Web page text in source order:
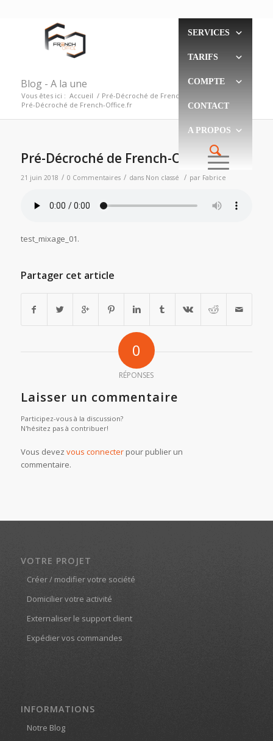
SERVICES
TARIFS
COMPTE
CONTACT
A PROPOS
Blog - A la une
Vous êtes ici : Accueil / Pré-Décroché de French-Office.fr
Pré-Décroché de French-Office.fr
Pré-Décroché de French-Office.fr
21 juin 2018 / 0 Commentaires / dans Non classé / par Fabrice
test_mixage_01.
Partager cet article
0
RÉPONSES
Laisser un commentaire
Participez-vous à la discussion?
N'hésitez pas à contribuer!
Vous devez vous connecterpour publier un
commentaire.
VOTRE PROJET
Créer / modifier votre société
Domicilier votre activité
Externaliser le support client
Expédier vos commandes
INFORMATIONS
Notre Blog